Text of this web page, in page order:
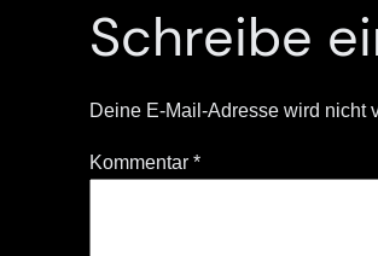
Schreibe
Deine E-Mail-Adresse wird nicht
Kommentar *